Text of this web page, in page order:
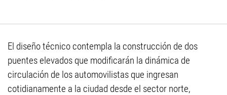
El diseño técnico contempla la construcción de dos
puentes elevados que modificarán la dinámica de
circulación de los automovilistas que ingresan
cotidianamente a la ciudad desde el sector norte,